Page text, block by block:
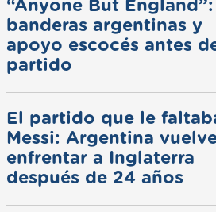
“Anyone But England”:
banderas argentinas y
apoyo escocés antes
partido
El partido que le
Messi: Argentina
enfrentar a Inglaterra
después de 24 años